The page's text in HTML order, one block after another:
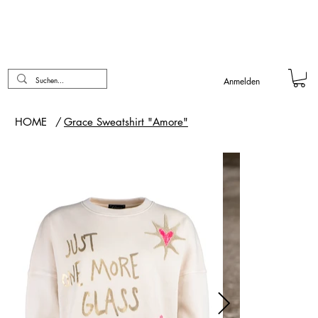
Anmelden
HOME / Grace Sweatshirt "Amore"